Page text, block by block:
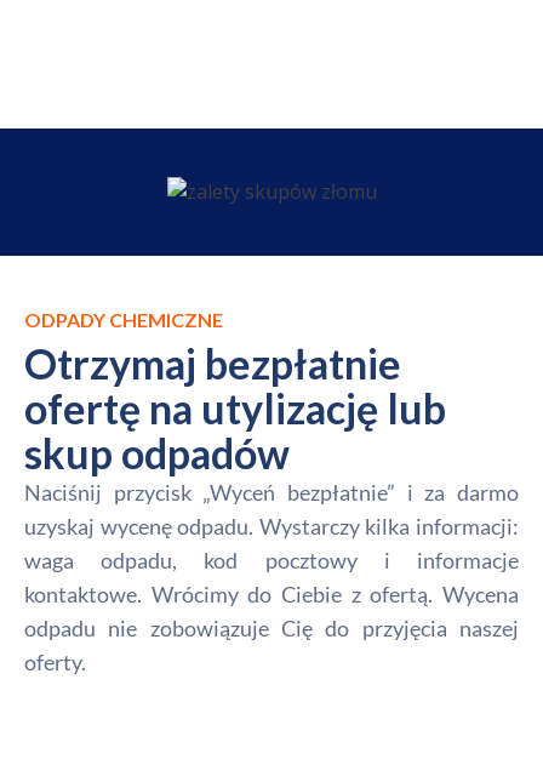
ODPADY CHEMICZNE
Otrzymaj bezpłatnie
ofertę na utylizację lub
skup odpadów
Naciśnij przycisk „Wyceń bezpłatnie” i za darmo
uzyskaj wycenę odpadu. Wystarczy kilka informacji:
waga odpadu, kod pocztowy i informacje
kontaktowe. Wrócimy do Ciebie z ofertą. Wycena
odpadu nie zobowiązuje Cię do przyjęcia naszej
oferty.